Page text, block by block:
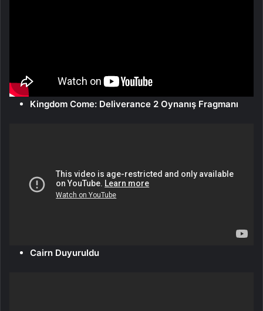
Kingdom Come: Deliverance 2 Oynanış Fragmanı
Cairn Duyuruldu